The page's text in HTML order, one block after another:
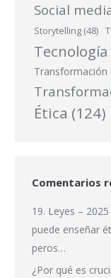
Social
Storytelling (48)
Tecnología
Transformación
Ética (124)
Comentarios
19. Leyes –
puede enseñar
peros…
¿Por qué es